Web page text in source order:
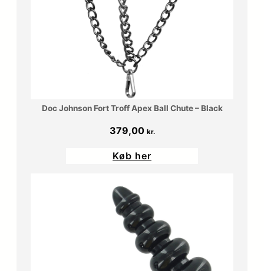
Doc Johnson Fort Troff Apex Ball Chute – Black
379,00 kr.
Køb her